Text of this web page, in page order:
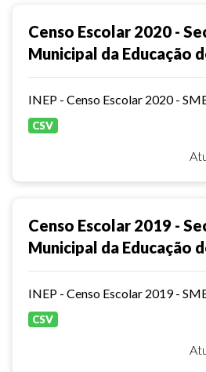
Censo Escolar 2020 -
Municipal da Educação
CSV
Censo Escolar 2019 -
Municipal da Educação
CSV